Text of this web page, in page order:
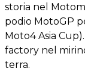
storia nel
podio MotoGP
Moto4 Asia
factory nel
terra.